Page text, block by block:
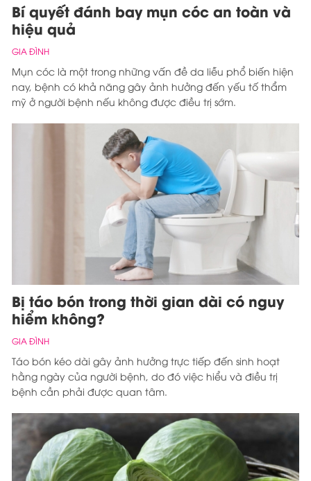
Bí quyết đánh bay mụn cóc an toàn và
hiệu quả
GIA ĐÌNH
Mụn cóc là một trong những vấn đề da liễu phổ biến hiện
nay, bệnh có khả năng gây ảnh hưởng đến yếu tố thẩm
mỹ ở người bệnh nếu không được điều trị sớm.
Bị táo bón trong thời gian dài có nguy
hiểm không?
GIA ĐÌNH
Táo bón kéo dài gây ảnh hưởng trực tiếp đến sinh hoạt
hằng ngày của người bệnh, do đó việc hiểu và điều trị
bệnh cần phải được quan tâm.